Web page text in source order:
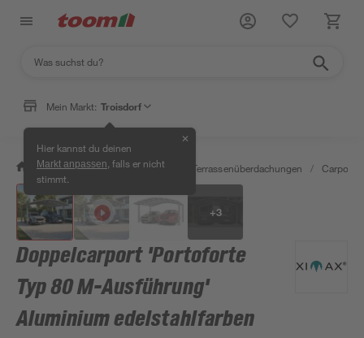
Mein Markt: Troisdorf
Hier kannst du deinen
Markt anpassen , falls er nicht
stimmt.
✕
/ Garten & Freizeit / Carports & Terrassenüberdachungen / Carports
+3
Doppelcarport 'Portoforte
Typ 80 M-Ausführung'
Aluminium edelstahlfarben